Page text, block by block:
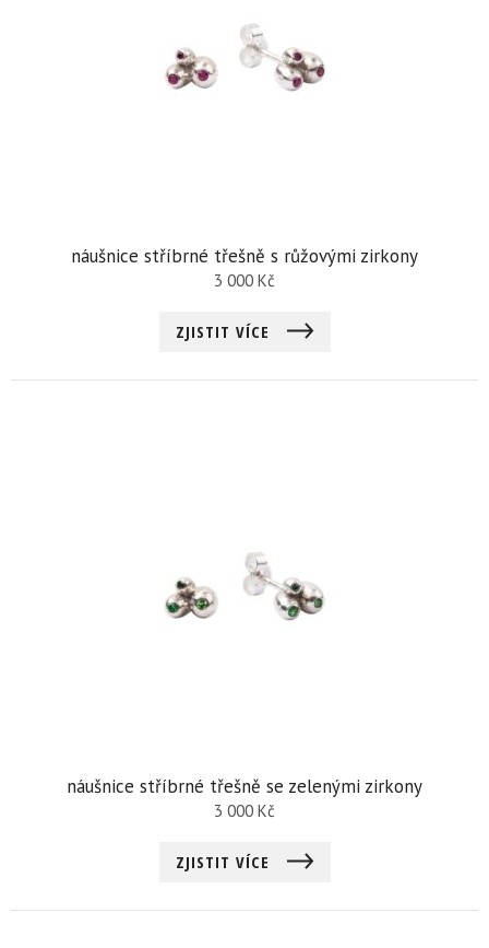
náušnice stříbrné třešně s růžovými zirkony
3 000 Kč
ZJISTIT VÍCE
náušnice stříbrné třešně se zelenými zirkony
3 000 Kč
ZJISTIT VÍCE